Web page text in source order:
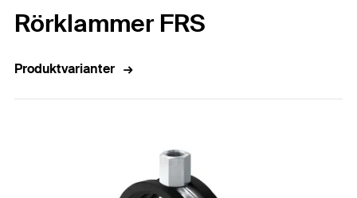
Rörklammer FRS
Produktvarianter